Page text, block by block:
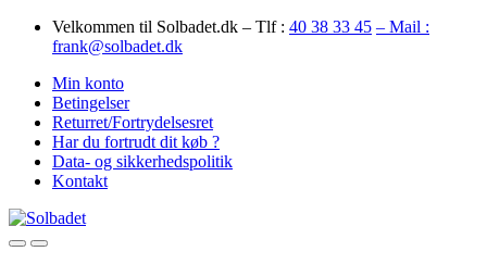
Skip
Skip
Velkommen til Solbadet.dk – Tlf : 40 38 33 45 – Mail :
frank@solbadet.dk
Min konto
Betingelser
Returret/Fortrydelsesret
Har du fortrudt dit køb ?
Data- og sikkerhedspolitik
Kontakt
OpenClose